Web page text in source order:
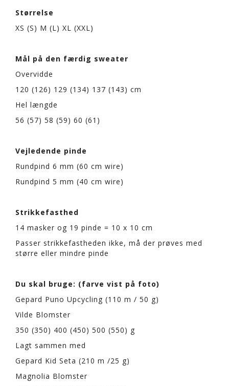
Størrelse
XS (S) M (L) XL (XXL)
Mål på den færdig sweater
Overvidde
120 (126) 129 (134) 137 (143) cm
Hel længde
56 (57) 58 (59) 60 (61)
Vejledende pinde
Rundpind 6 mm (60 cm wire)
Rundpind 5 mm (40 cm wire)
Strikkefasthed
14 masker og 19 pinde = 10 x 10 cm
Passer strikkefastheden ikke, må der prøves med
større eller mindre pinde
Du skal bruge: (farve vist på foto)
Gepard Puno Upcycling (110 m / 50 g)
Vilde Blomster
350 (350) 400 (450) 500 (550) g
Lagt sammen med
Gepard Kid Seta (210 m /25 g)
Magnolia Blomster